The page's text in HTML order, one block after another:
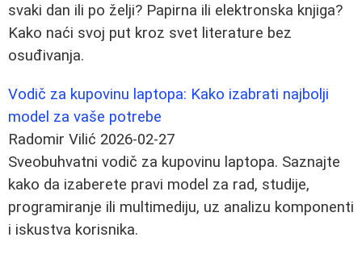
svaki dan ili po želji? Papirna ili elektronska knjiga?
Kako naći svoj put kroz svet literature bez
osuđivanja.
Vodič za kupovinu laptopa: Kako izabrati najbolji
model za vaše potrebe
Radomir Vilić 2026-02-27
Sveobuhvatni vodič za kupovinu laptopa. Saznajte
kako da izaberete pravi model za rad, studije,
programiranje ili multimediju, uz analizu komponenti
i iskustva korisnika.